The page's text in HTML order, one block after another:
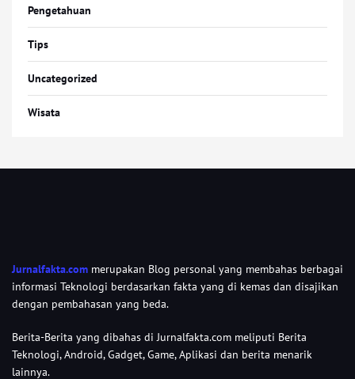
Pengetahuan
Tips
Uncategorized
Wisata
Jurnalfakta.com merupakan Blog personal yang membahas berbagai
informasi Teknologi berdasarkan fakta yang di kemas dan disajikan
dengan pembahasan yang beda.
Berita-Berita yang dibahas di Jurnalfakta.com meliputi Berita
Teknologi, Android, Gadget, Game, Aplikasi dan berita menarik
lainnya.